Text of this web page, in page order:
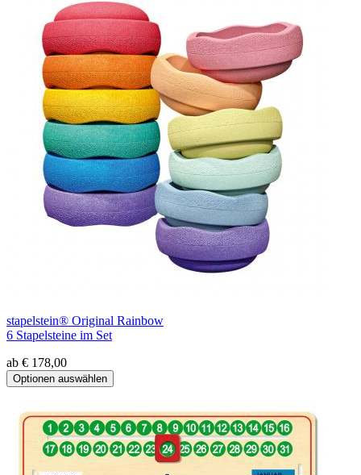
stapelstein® Original Rainbow
6 Stapelsteine im Set
ab € 178,00